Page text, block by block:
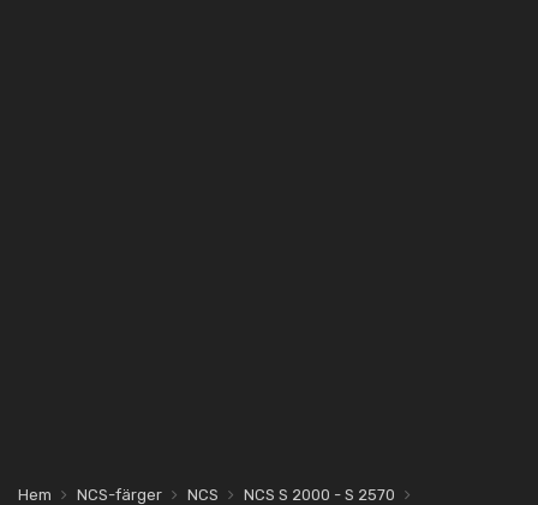
Hem NCS-färger NCS
NCS S 2000 - S 2570